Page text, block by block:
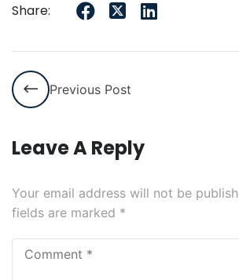
Share:
Previous Post
Leave A Reply
Your email address will not be
fields are marked *